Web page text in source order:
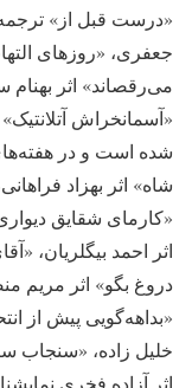
«درست قبل از»
جعفری، «روزهای
می‌رقصاند» اثر
«آسمانخراش
شده است و در
شاه» اثر بهزاد
«کارمای شقایق
اثر احمد بیگلریان،
دروغ بگو» اثر مریم
«بداهه‌گویی پیش از
خلیل زاده، «سنجاب
اثر آزاده فخری